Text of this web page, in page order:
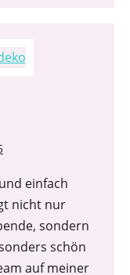
einfach
nicht nur
sondern
schön
auf meiner